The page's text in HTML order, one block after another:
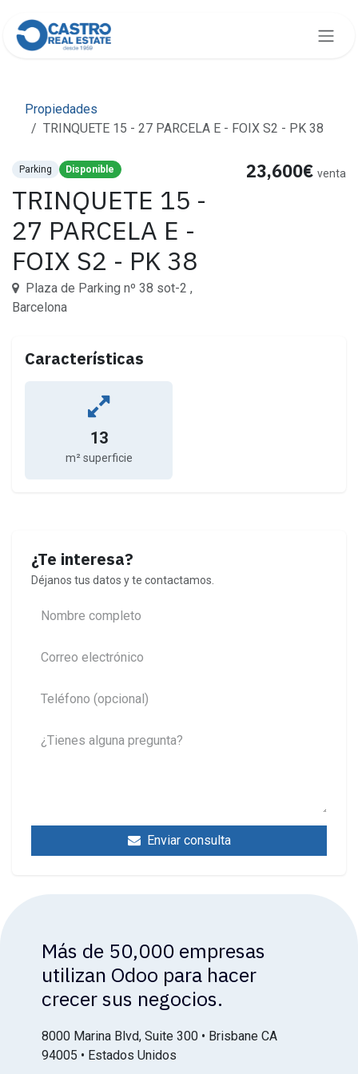
Propiedades
TRINQUETE 15 - 27 PARCELA E - FOIX S2 - PK 38
Parking Disponible
TRINQUETE 15 -
27 PARCELA E -
FOIX S2 - PK 38
Plaza de Parking nº 38 sot-2 ,
Barcelona
23,600€ venta
Características
13
m² superficie
¿Te interesa?
Déjanos tus datos y te contactamos.
Enviar consulta
Más de 50,000 empresas
utilizan Odoo para hacer
crecer sus negocios.
8000 Marina Blvd, Suite 300 • Brisbane CA
94005 • Estados Unidos